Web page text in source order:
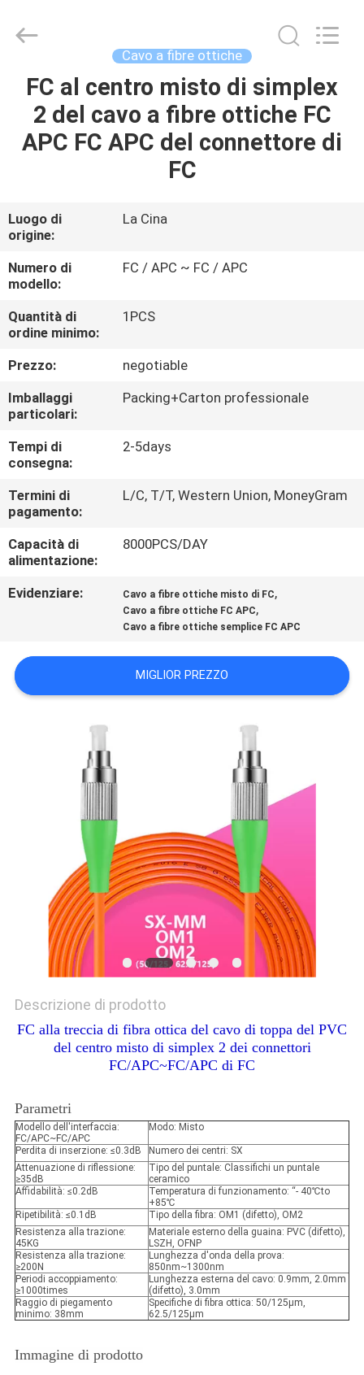
CASA
PRODOTTI
NOI
GIRO
DELLA
FABBRICA
CONTROLLO
DI
fornitore.
Copyright
opticcables.com.
Reserved.
Cavo a fibre ottiche
FC al centro misto di simplex
2 del cavo a fibre ottiche FC
APC FC APC del connettore di
FC
Luogo di
origine:
La Cina
Numero di
modello:
FC / APC ~ FC / APC
Quantità di
ordine minimo:
1PCS
Prezzo:
negotiable
Imballaggi
particolari:
Packing+Carton professionale
Tempi di
consegna:
2-5days
Termini di
pagamento:
L/C, T/T, Western Union, MoneyGram
Capacità di
alimentazione:
8000PCS/DAY
Evidenziare: Cavo a fibre ottiche misto di FC,
Cavo a fibre ottiche FC APC,
Cavo a fibre ottiche semplice FC APC
MIGLIOR PREZZO
Descrizione di prodotto
FC alla treccia di fibra ottica del cavo di toppa del PVC
del centro misto di simplex 2 dei connettori
FC/APC~FC/APC di FC
Parametri
Modello dell'interfaccia:
FC/APC~FC/APC
Modo: Misto
Perdita di inserzione: ≤0.3dB
Numero dei centri: SX
Attenuazione di riflessione:
≥35dB
Tipo del puntale: Classifichi un puntale
ceramico
Affidabilità: ≤0.2dB
Temperatura di funzionamento: “- 40℃to
+85℃
Ripetibilità: ≤0.1dB
Tipo della fibra: OM1 (difetto), OM2
Resistenza alla trazione:
45KG
Materiale esterno della guaina: PVC (difetto),
LSZH, OFNP
Resistenza alla trazione:
≥200N
Lunghezza d'onda della prova:
850nm~1300nm
Periodi accoppiamento:
≥1000times
Lunghezza esterna del cavo: 0.9mm, 2.0mm
(difetto), 3.0mm
Raggio di piegamento
minimo: 38mm
Specifiche di fibra ottica: 50/125µm,
62.5/125µm
Immagine di prodotto